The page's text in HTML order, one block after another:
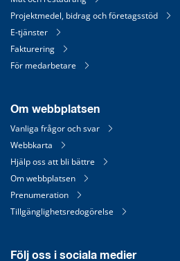
Projektmedel, bidrag och företagsstöd
E-tjänster
Fakturering
För medarbetare
Om webbplatsen
Vanliga frågor och svar
Webbkarta
Hjälp oss att bli bättre
Om webbplatsen
Prenumeration
Tillgänglighetsredogörelse
Följ oss i sociala medier